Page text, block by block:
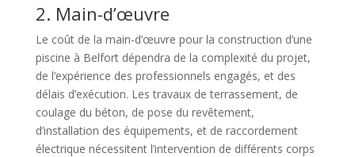
2. Main-d’œuvre
Le coût de la main-d’œuvre pour la construction d’une
piscine à Belfort dépendra de la complexité du projet,
de l’expérience des professionnels engagés, et des
délais d’exécution. Les travaux de terrassement, de
coulage du béton, de pose du revêtement,
d’installation des équipements, et de raccordement
électrique nécessitent l’intervention de différents corps